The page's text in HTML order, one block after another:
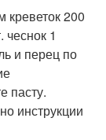
200
1
и перец по
пасту.
инструкции